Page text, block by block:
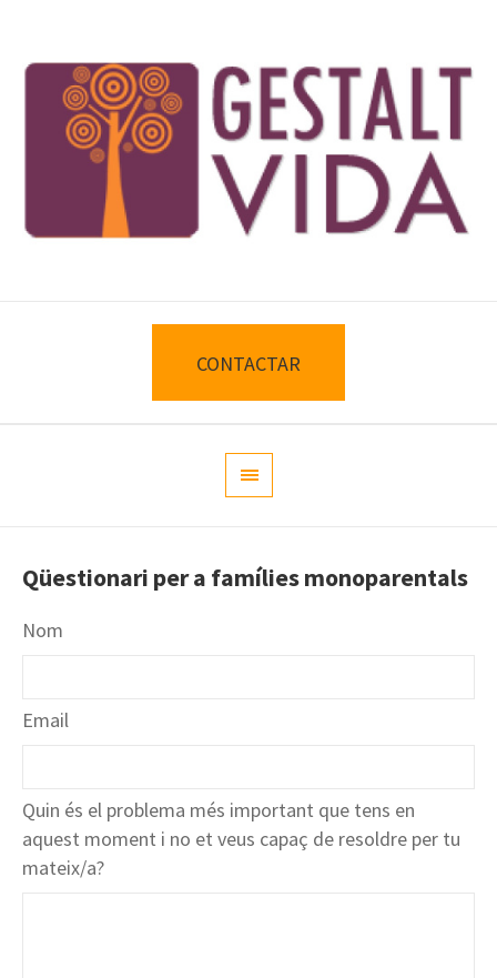
CONTACTAR
Qüestionari per a famílies monoparentals
Nom
Email
Quin és el problema més important que tens en
aquest moment i no et veus capaç de resoldre per tu
mateix/a?